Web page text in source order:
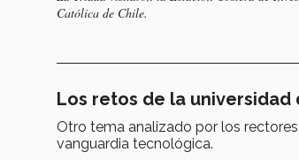
Católica de Chile.
Los retos de la
Otro tema analizado por los
vanguardia tecnológica.